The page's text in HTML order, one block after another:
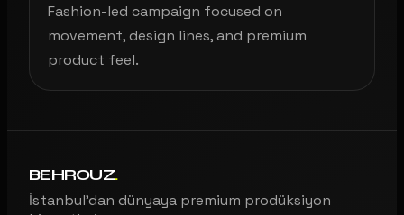
Fashion-led campaign focused on
movement, design lines, and premium
product feel.
BEHROUZ.
İstanbul’dan dünyaya premium prodüksiyon